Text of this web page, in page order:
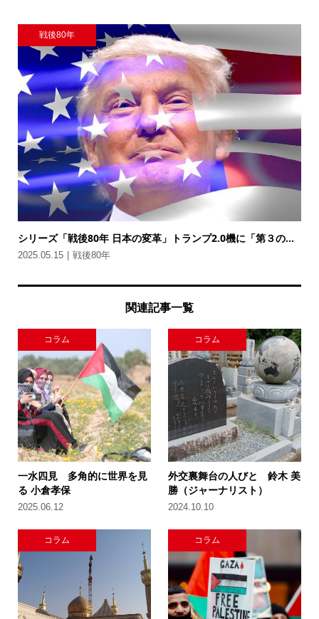
戦後80年
シリーズ「戦後80年 日本の変革」トランプ2.0機に「第３の...
2025.05.15 戦後80年
関連記事一覧
コラム
一水四見 多角的に世界を見
る 小倉孝保
2025.06.12
コラム
外交裏舞台の人びと 鈴木 美
勝（ジャーナリスト）
2024.10.10
コラム コラム